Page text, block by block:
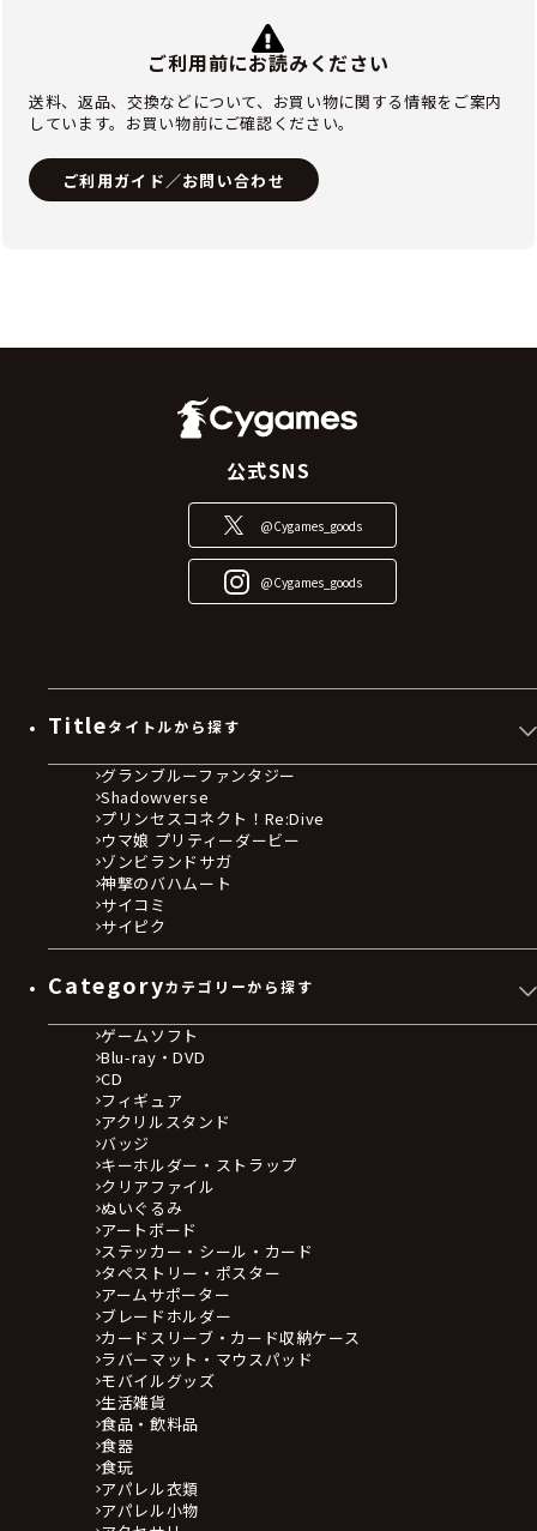
ご利用前にお読みください
送料、返品、交換などについて、お買い物に関する情報をご案内
しています。お買い物前にご確認ください。
ご利用ガイド／お問い合わせ
公式SNS
@Cygames_goods
@Cygames_goods
Titleタイトルから探す
グランブルーファンタジー
Shadowverse
プリンセスコネクト！Re:Dive
ウマ娘 プリティーダービー
ゾンビランドサガ
神撃のバハムート
サイコミ
サイピク
Categoryカテゴリーから探す
ゲームソフト
Blu-ray・DVD
CD
フィギュア
アクリルスタンド
バッジ
キーホルダー・ストラップ
クリアファイル
ぬいぐるみ
アートボード
ステッカー・シール・カード
タペストリー・ポスター
アームサポーター
ブレードホルダー
カードスリーブ・カード収納ケース
ラバーマット・マウスパッド
モバイルグッズ
生活雑貨
食品・飲料品
食器
食玩
アパレル衣類
アパレル小物